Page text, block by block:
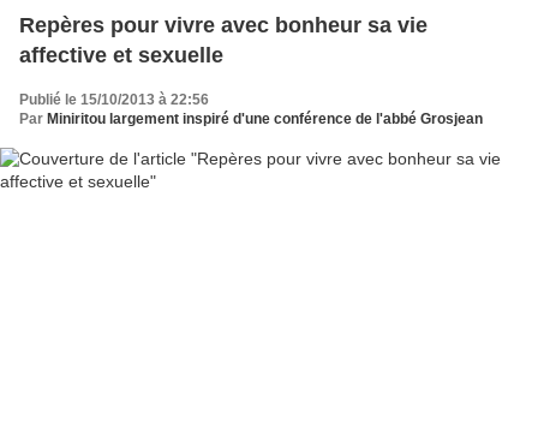
Repères pour vivre avec bonheur sa vie
affective et sexuelle
Publié le 15/10/2013 à 22:56
Par Miniritou largement inspiré d'une conférence de l'abbé Grosjean